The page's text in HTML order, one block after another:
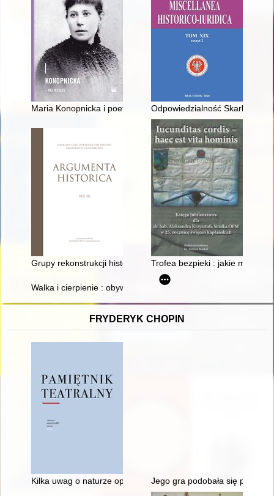
Maria Konopnicka i poetki Młodej Polski : inspiracje,
Odpowiedzialność Skarbu
Grupy rekonstrukcji historycznej epoki napoleońskiej jako
Trofea bezpieki : jakie
Walka i cierpienie : obywatele polscy podczas II wojny
FRYDERYK CHOPIN
Kilka uwag o naturze opery, czyli dlaczego Fryderyk Chopin
Jego gra podobała się przede